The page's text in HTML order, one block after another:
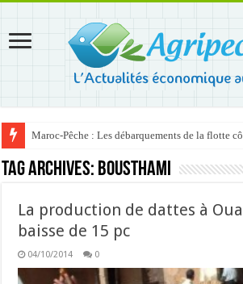
Maroc-Pêche : Les débarquements de la flotte
Tag Archives: Bousthami
La production de dattes à
baisse de 15 pc
04/10/2014 0